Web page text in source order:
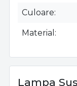
Culoare
Material
Lampa